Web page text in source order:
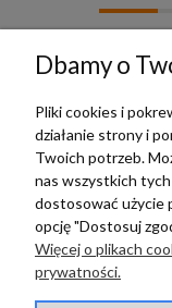
Dbamy o
Pliki cookies i
działanie strony i
Twoich potrzeb.
nas wszystkich
dostosować użycie
opcję "Dostosuj
Więcej o plikach
prywatności.